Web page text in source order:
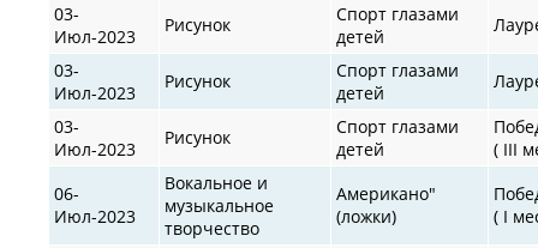
03-
Июл-2023
Рисунок
Спорт глазами
детей
03-
Июл-2023
Рисунок
Спорт глазами
детей
03-
Июл-2023
Рисунок
Спорт глазами
детей
( III
06-
Июл-2023
Вокальное и
музыкальное
творчество
Американо"
(ложки)
( I